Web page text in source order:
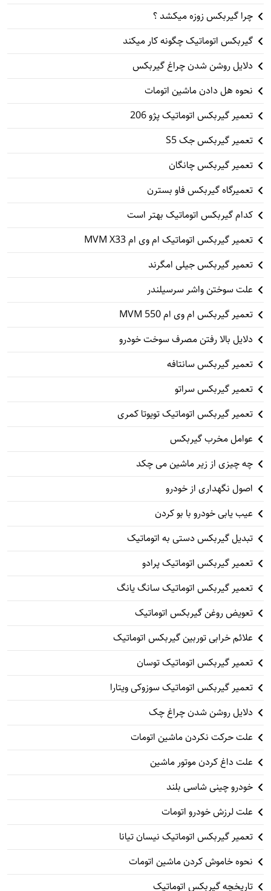
چرا گیربکس زوزه میکشد ؟
گیربکس اتوماتیک چگونه کار میکند
دلایل روشن شدن چراغ گیربکس
نحوه هل دادن ماشین اتومات
تعمیر گیربکس اتوماتیک پژو 206
تعمیر گیربکس جک S5
تعمیر گیربکس چانگان
تعمیرگاه گیربکس فاو بسترن
کدام گیربکس اتوماتیک بهتر است
تعمیر گیربکس اتوماتیک ام وی ام MVM X33
تعمیر گیربکس جیلی امگرند
علت سوختن واشر سرسیلندر
تعمیر گیربکس ام وی ام 550 MVM
دلایل بالا رفتن مصرف سوخت خودرو
تعمیر گیربکس سانتافه
تعمیر گیربکس سراتو
تعمیر گیربکس اتوماتیک تویوتا کمری
عوامل مخرب گیربکس
چه چیزی از زیر ماشین می چکد
اصول نگهداری از خودرو
عیب یابی خودرو با بو کردن
تبدیل گیربکس دستی به اتوماتیک
تعمیر گیربکس اتوماتیک پرادو
تعمیر گیربکس اتوماتیک سانگ یانگ
تعویض روغن گیربکس اتوماتیک
علائم خرابی توربین گیربکس اتوماتیک
تعمیر گیربکس اتوماتیک توسان
تعمیر گیربکس اتوماتیک سوزوکی ویتارا
دلایل روشن شدن چراغ چک
علت حرکت نکردن ماشین اتومات
علت داغ کردن موتور ماشین
خودرو چینی شاسی بلند
علت لرزش خودرو اتومات
تعمیر گیربکس اتوماتیک نیسان تیانا
نحوه خاموش کردن ماشین اتومات
تاریخچه گیربکس اتوماتیک